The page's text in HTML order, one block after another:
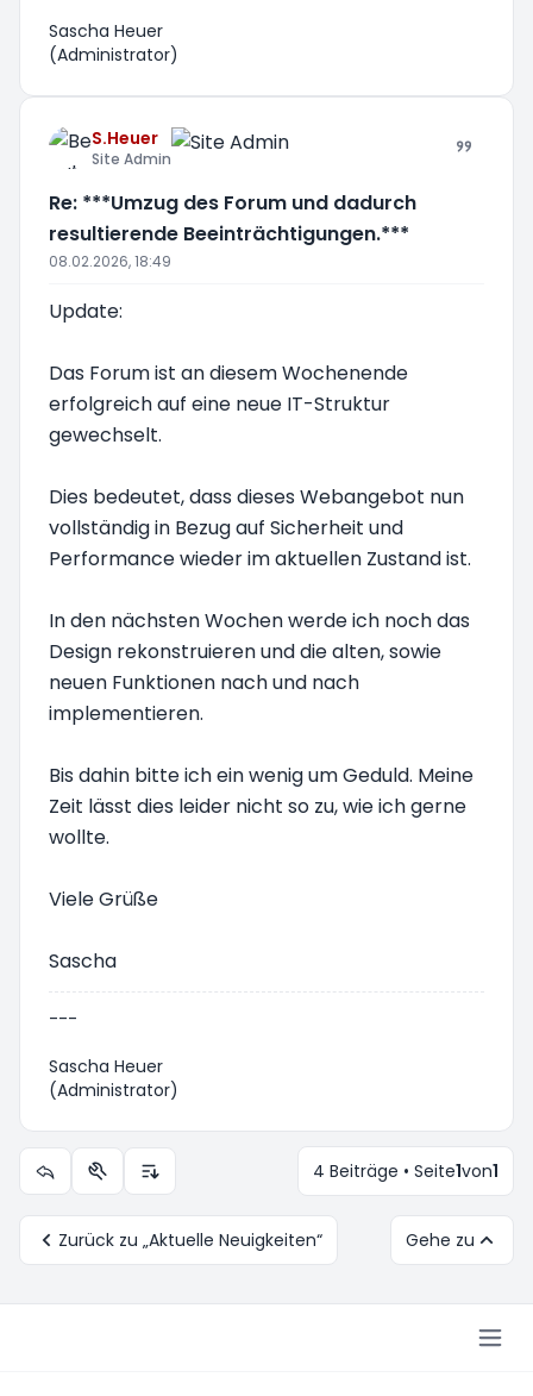
Sascha Heuer
(Administrator)
S.Heuer
Site Admin
Re: ***Umzug des Forum und dadurch
resultierende Beeinträchtigungen.***
08.02.2026, 18:49
Update:
Das Forum ist an diesem Wochenende
erfolgreich auf eine neue IT-Struktur
gewechselt.
Dies bedeutet, dass dieses Webangebot nun
vollständig in Bezug auf Sicherheit und
Performance wieder im aktuellen Zustand ist.
In den nächsten Wochen werde ich noch das
Design rekonstruieren und die alten, sowie
neuen Funktionen nach und nach
implementieren.
Bis dahin bitte ich ein wenig um Geduld. Meine
Zeit lässt dies leider nicht so zu, wie ich gerne
wollte.
Viele Grüße
Sascha
---
Sascha Heuer
(Administrator)
Themen-Optionen
Anzeige- und Sortierungs-Einstellungen
4 Beiträge • Seite1von1
Zurück zu „Aktuelle Neuigkeiten“ Gehe zu